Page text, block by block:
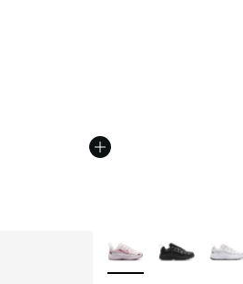
Plus de couleurs